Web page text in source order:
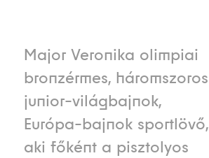
Major Veronika olimpiai
bronzérmes, háromszoros
junior-világbajnok,
Európa-bajnok sportlövő,
aki főként a pisztolyos